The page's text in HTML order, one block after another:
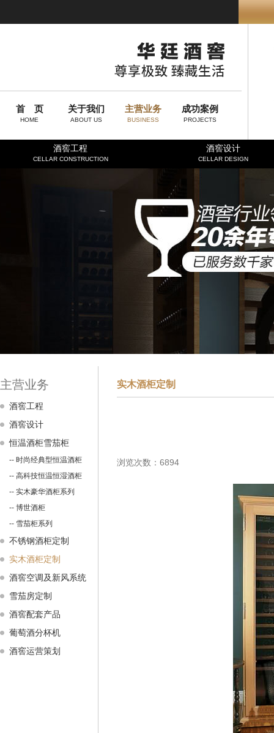
首 页
HOME
关于我们
ABOUT US
主营业务
BUSINESS
成功案例
PROJECTS
酒窖工程
CELLAR CONSTRUCTION
酒窖设计
CELLAR DESIGN
主营业务
酒窖工程
酒窖设计
恒温酒柜雪茄柜
-- 时尚经典型恒温酒柜
-- 高科技恒温恒湿酒柜
-- 实木豪华酒柜系列
-- 博世酒柜
-- 雪茄柜系列
不锈钢酒柜定制
实木酒柜定制
酒窖空调及新风系统
雪茄房定制
酒窖配套产品
葡萄酒分杯机
酒窖运营策划
实木酒柜定制
浏览次数：6894